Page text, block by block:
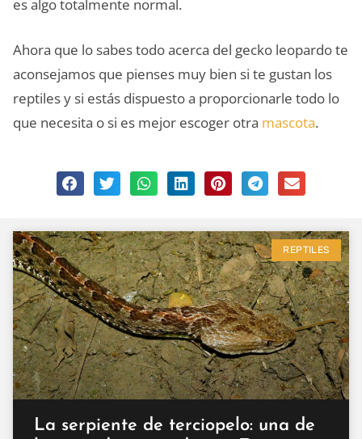
es algo totalmente normal.
Ahora que lo sabes todo acerca del gecko leopardo te
aconsejamos que pienses muy bien si te gustan los
reptiles y si estás dispuesto a proporcionarle todo lo
que necesita o si es mejor escoger otra mascota.
REPTILES
La serpiente de terciopelo: una de